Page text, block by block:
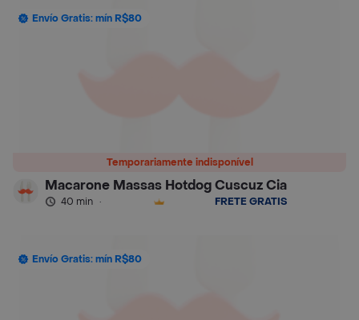
Temporariamente indisponível
Envío Gratis: mín R$80
Macarone Massas Hotdog Cuscuz Cia
40 min · FRETE GRÁTIS
Envío Gratis: mín R$80